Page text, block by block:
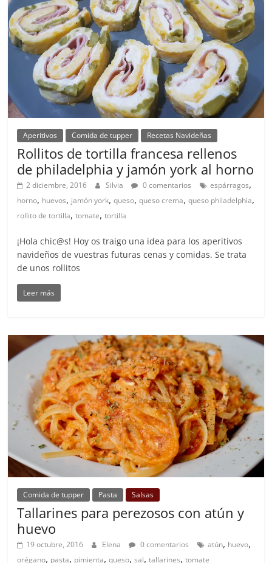
Aperitivos Comida de tupper Recetas Navideñas
Rollitos de tortilla francesa rellenos
de philadelphia y jamón york al horno
2 diciembre, 2016 Silvia 0 comentarios espárragos,
horno, huevos, jamón york,queso,queso crema,queso philadelphia,
rollito de tortilla,tomate,tortilla
¡Hola chic@s! Hoy os traigo una idea para los aperitivos
navideños de vuestras futuras cenas y comidas. Se trata
de unos rollitos
Leer más
Comida de tupper Pasta Salsas
Tallarines para perezosos con atún y
huevo
19 octubre, 2016 Elena 0 comentarios atún, huevo,
orégano, pasta, pimienta,queso,sal,tallarines,tomate